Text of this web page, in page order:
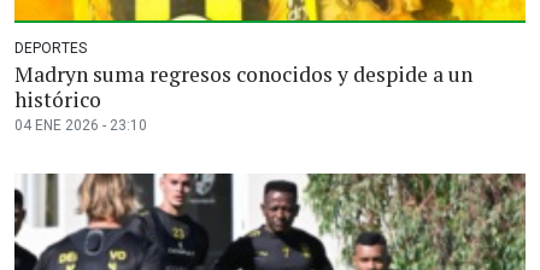
DEPORTES
Madryn suma regresos conocidos y despide a un
histórico
04 ENE 2026 - 23:10